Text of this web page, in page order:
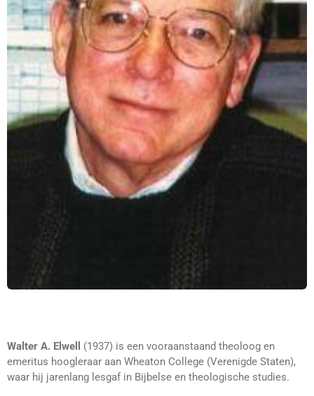
Walter A. Elwell
(1937) is een vooraanstaand theoloog en
emeritus hoogleraar aan Wheaton College (Verenigde Staten),
waar hij jarenlang lesgaf in Bijbelse en theologische studies.